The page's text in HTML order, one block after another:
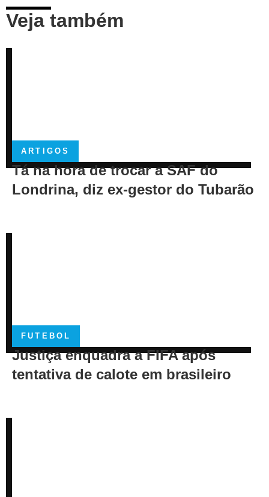
Veja também
ARTIGOS
Tá na hora de trocar a SAF do
Londrina, diz ex-gestor do Tubarão
FUTEBOL
Justiça enquadra a FIFA após
tentativa de calote em brasileiro